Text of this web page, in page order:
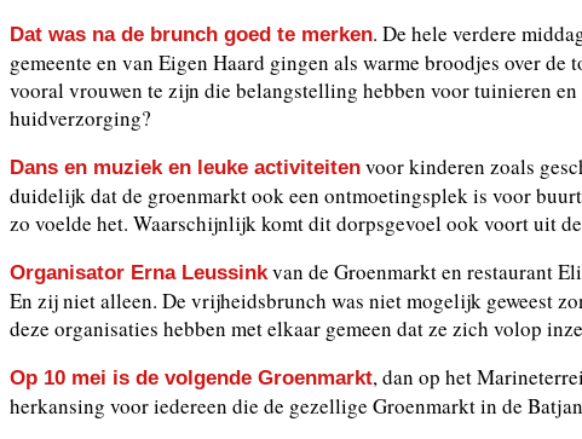
Dat was na de brunch goed te merken. De hele verdere
gemeente en van Eigen Haard gingen als warme broodjes over
vooral vrouwen te zijn die belangstelling hebben voor tuinieren
huidverzorging?
Dans en muziek en leuke activiteiten voor kinderen zoals
duidelijk dat de groenmarkt ook een ontmoetingsplek is voor
zo voelde het. Waarschijnlijk komt dit dorpsgevoel ook voort uit
Organisator Erna Leussink van de Groenmarkt en restaurant
En zij niet alleen. De vrijheidsbrunch was niet mogelijk geweest
deze organisaties hebben met elkaar gemeen dat ze zich volop
Op 10 mei is de volgende Groenmarkt, dan op het
herkansing voor iedereen die de gezellige Groenmarkt in de